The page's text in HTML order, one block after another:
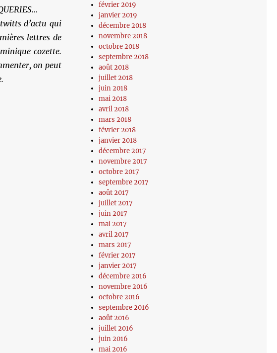
d’actu qui
lettres de
cozette.
on peut
février 2019
janvier 2019
décembre 2018
novembre 2018
octobre 2018
septembre 2018
août 2018
juillet 2018
juin 2018
mai 2018
avril 2018
mars 2018
février 2018
janvier 2018
décembre 2017
novembre 2017
octobre 2017
septembre 2017
août 2017
juillet 2017
juin 2017
mai 2017
avril 2017
mars 2017
février 2017
janvier 2017
décembre 2016
novembre 2016
octobre 2016
septembre 2016
août 2016
juillet 2016
juin 2016
mai 2016